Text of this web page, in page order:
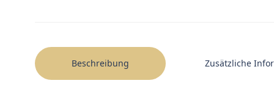
Beschreibung Zusätzliche